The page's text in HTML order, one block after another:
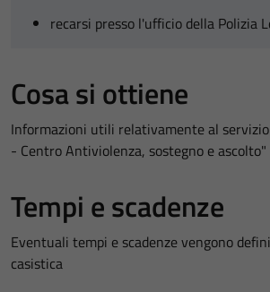
recarsi presso l'ufficio della Polizia
Cosa si ottiene
Informazioni utili relativamente al
- Centro Antiviolenza, sostegno e ascolto"
Tempi e scadenze
Eventuali tempi e scadenze vengono
casistica